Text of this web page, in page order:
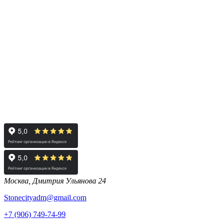
Москва, Дмитрия Ульянова 24
Stonecityadm@gmail.com
+7 (906) 749-74-99